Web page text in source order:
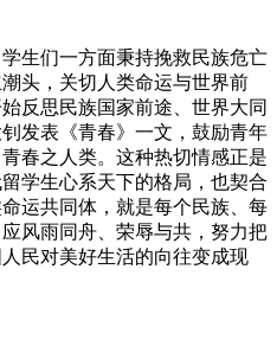
们一方面秉持挽救民族危亡
头，关切人类命运与世界前
反思民族国家前途、世界大同
发表《青春》一文，鼓励青年
春之人类。这种热切情感正是
学生心系天下的格局，也契合
运共同体，就是每个民族、每
风雨同舟、荣辱与共，努力把
民对美好生活的向往变成现